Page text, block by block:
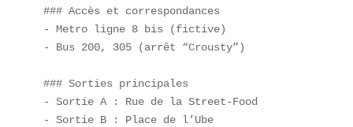
### Accès et correspondances
- Metro ligne 8 bis (fictive)
- Bus 200, 305 (arrêt “Crousty”)
### Sorties principales
- Sortie A : Rue de la Street-Food
- Sortie B : Place de l’Ube